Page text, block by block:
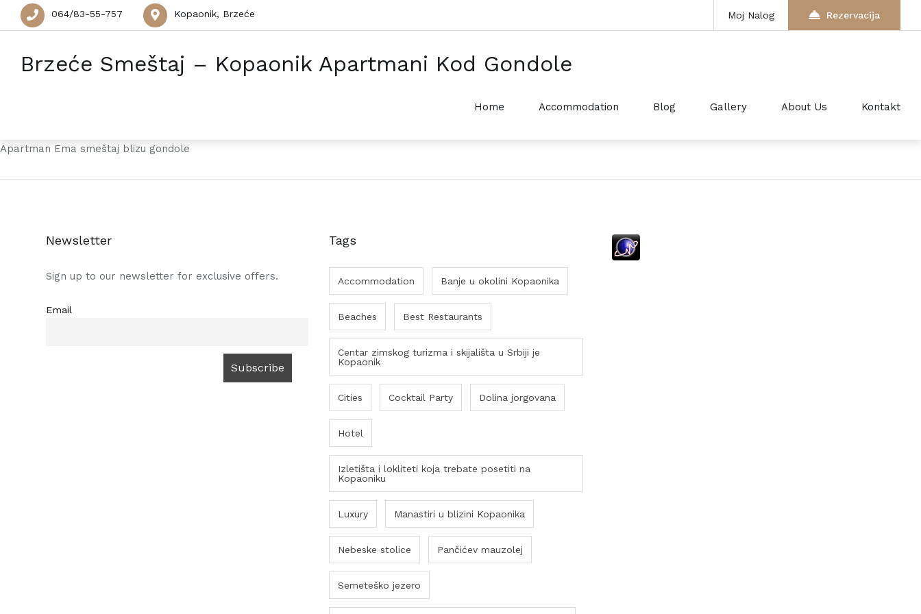
064/83-55-757 Kopaonik, Brzeće Moj Nalog Rezervacija
Brzeće Smeštaj – Kopaonik Apartmani Kod Gondole
Home Accommodation Blog Gallery About Us Kontakt
Apartman Ema smeštaj blizu gondole
Newsletter
Sign up to our newsletter for exclusive offers.
Email
Tags
Accommodation Banje u okolini Kopaonika
Beaches Best Restaurants
Centar zimskog turizma i skijališta u Srbiji je
Kopaonik
Cities Cocktail Party Dolina jorgovana
Hotel
Izletišta i lokliteti koja trebate posetiti na
Kopaoniku
Luxury Manastiri u blizini Kopaonika
Nebeske stolice Pančićev mauzolej
Semeteško jezero